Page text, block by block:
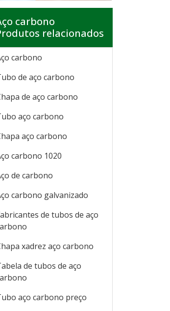
carbono
relacionados
carbono
de aço carbono
de aço carbono
aço carbono
aço carbono
carbono 1020
de carbono
carbono galvanizado
de tubos de aço
xadrez aço carbono
de tubos de aço
aço carbono preço